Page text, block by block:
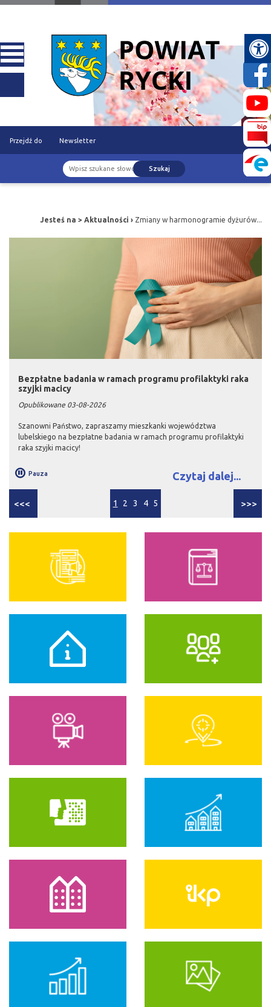
Przejdź do Newsletter
Szukaj
Jesteś na > Aktualności › Zmiany w harmonogramie dyżurów...
Bezpłatne badania w ramach programu profilaktyki raka
szyjki macicy
Opublikowane 03-08-2026
Szanowni Państwo, zapraszamy mieszkanki województwa
lubelskiego na bezpłatne badania w ramach programu profilaktyki
raka szyjki macicy!
Czytaj dalej...
Pauza
1 2 3 4 5
<<< >>>